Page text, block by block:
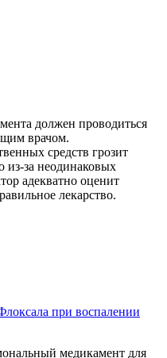
должен проводиться
врачом.
средств грозит
из-за неодинаковых
адекватно оценит
лекарство.
при воспалении
медикамент для